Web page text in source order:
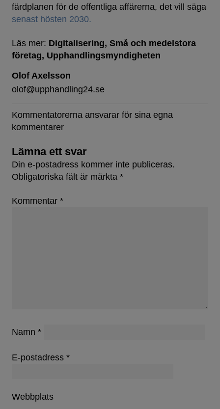
färdplanen för de offentliga affärerna, det vill säga
senast hösten 2030.
Läs mer: Digitalisering Små och medelstora
företag Upphandlingsmyndigheten
Olof Axelsson
olof@upphandling24.se
Kommentatorerna ansvarar för sina egna
kommentarer
Lämna ett svar
Din e-postadress kommer inte publiceras.
Obligatoriska fält är märkta *
Kommentar *
Namn *
E-postadress *
Webbplats